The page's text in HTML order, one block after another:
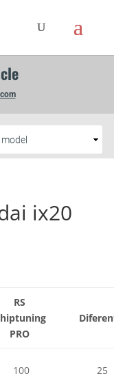
ix20
RS
PRO
100 25